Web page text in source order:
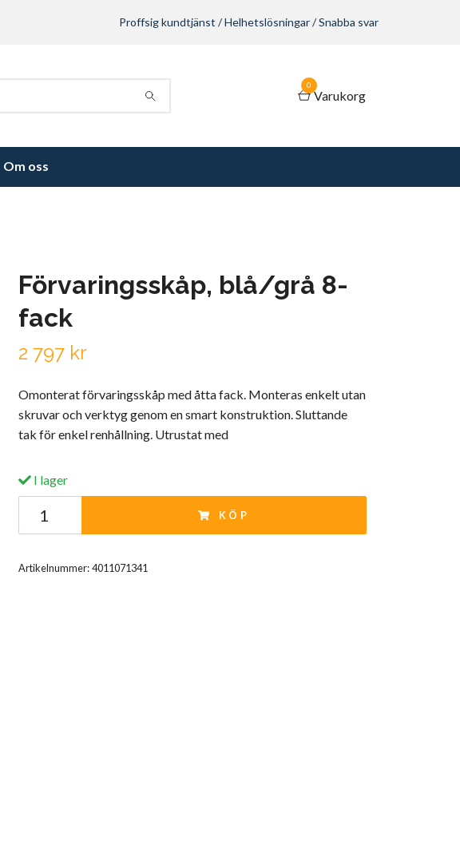
Proffsig kundtjänst / Helhetslösningar / Snabba svar
0
Varukorg
Om oss
Förvaringsskåp, blå/grå 8-
fack
2 797 kr
Omonterat förvaringsskåp med åtta fack. Monteras enkelt utan
skruvar och verktyg genom en smart konstruktion. Sluttande
tak för enkel renhållning. Utrustat med
I lager
KÖP
Artikelnummer:4011071341